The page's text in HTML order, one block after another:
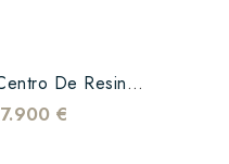
Mesa De Centro De Resina...
7.900 €